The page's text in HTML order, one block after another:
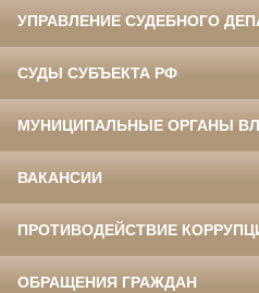
УПРАВЛЕНИЕ СУДЕБНОГО
СУДЫ СУБЪЕКТА РФ
МУНИЦИПАЛЬНЫЕ ОРГАНЫ
ВАКАНСИИ
ПРОТИВОДЕЙСТВИЕ
ОБРАЩЕНИЯ ГРАЖДАН